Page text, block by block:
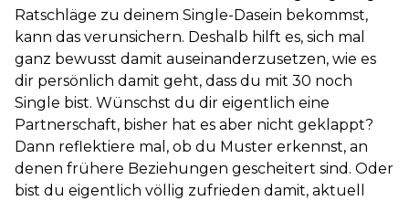
Ratschläge zu deinem Single-Dasein bekommst,
kann das verunsichern. Deshalb hilft es, sich mal
ganz bewusst damit auseinanderzusetzen, wie es
dir persönlich damit geht, dass du mit 30 noch
Single bist. Wünschst du dir eigentlich eine
Partnerschaft, bisher hat es aber nicht geklappt?
Dann reflektiere mal, ob du Muster erkennst, an
denen frühere Beziehungen gescheitert sind. Oder
bist du eigentlich völlig zufrieden damit, aktuell